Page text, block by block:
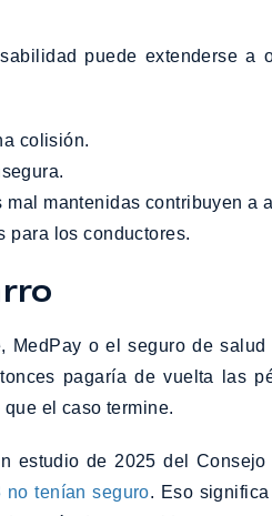
puede extenderse a
colisión.
mantenidas contribuyen a
para los conductores.
MedPay o el seguro de salud
pagaría de vuelta las
el caso termine.
estudio de 2025 del Consejo
no tenían seguro. Eso